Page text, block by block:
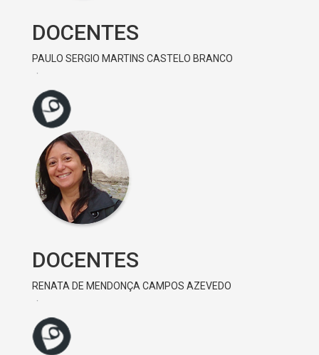
DOCENTES
PAULO SERGIO MARTINS CASTELO BRANCO
DOCENTES
RENATA DE MENDONÇA CAMPOS AZEVEDO